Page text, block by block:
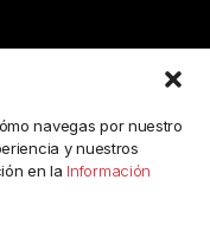
navegas por nuestro
y nuestros
en la Información